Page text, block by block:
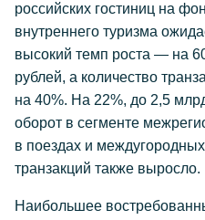
российских гостиниц на
внутреннего туризма
высокий темп роста — на
рублей, а количество
на 40%. На 22%, до 2,5
оборот в сегменте
в поездах и
транзакций также выросло.
Наибольшее